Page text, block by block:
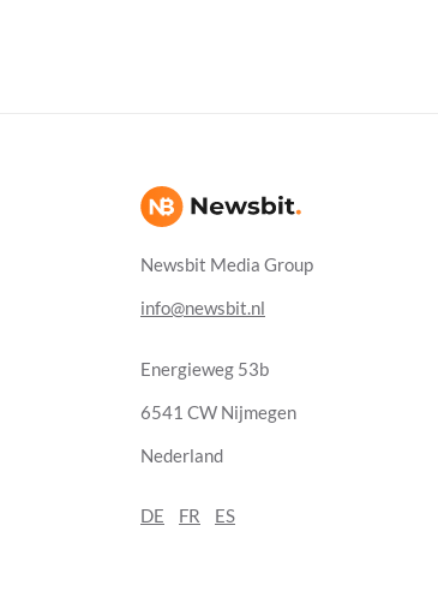
Newsbit Media Group
info@newsbit.nl
Energieweg 53b
6541 CW Nijmegen
Nederland
DE FR ES